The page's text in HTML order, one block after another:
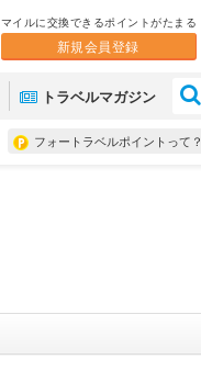
マイルに交換できるポイントがたまる
新規会員登録
トラベルマガジン
フォートラベルポイントって？